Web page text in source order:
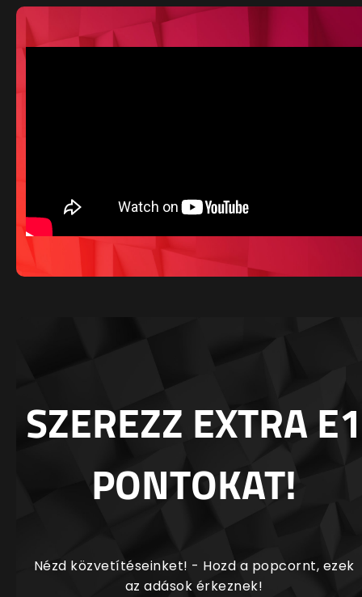
SZEREZZ EXTRA E1
PONTOKAT!
Nézd közvetítéseinket! - Hozd a popcornt, ezek
az adások érkeznek!